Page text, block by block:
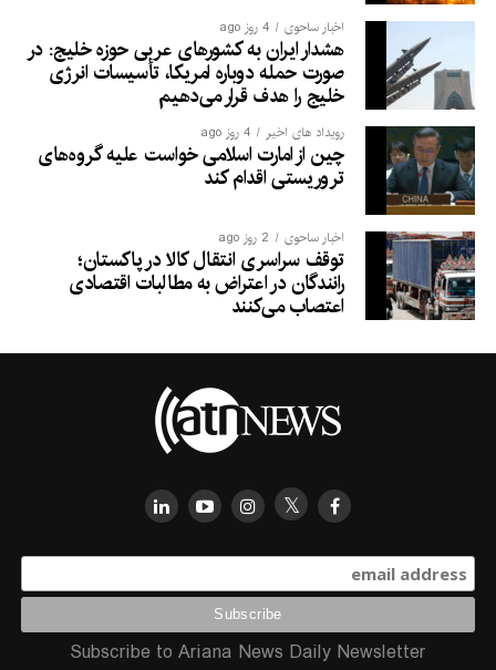
اخبار ساحوی 4 روز ago
هشدار ایران به کشورهای عربی حوزه خلیج: در
صورت حمله دوباره امریکا، تأسیسات انرژی
خلیج را هدف قرار می‌دهیم
رویداد های اخیر 4 روز ago
چین از امارت اسلامی خواست علیه گروه‌های
تروریستی اقدام کند
اخبار ساحوی 2 روز ago
توقف سراسری انتقال کالا در پاکستان؛
رانندگان در اعتراض به مطالبات اقتصادی
اعتصاب می‌کنند
Subscribe to Ariana News Daily Newsletter